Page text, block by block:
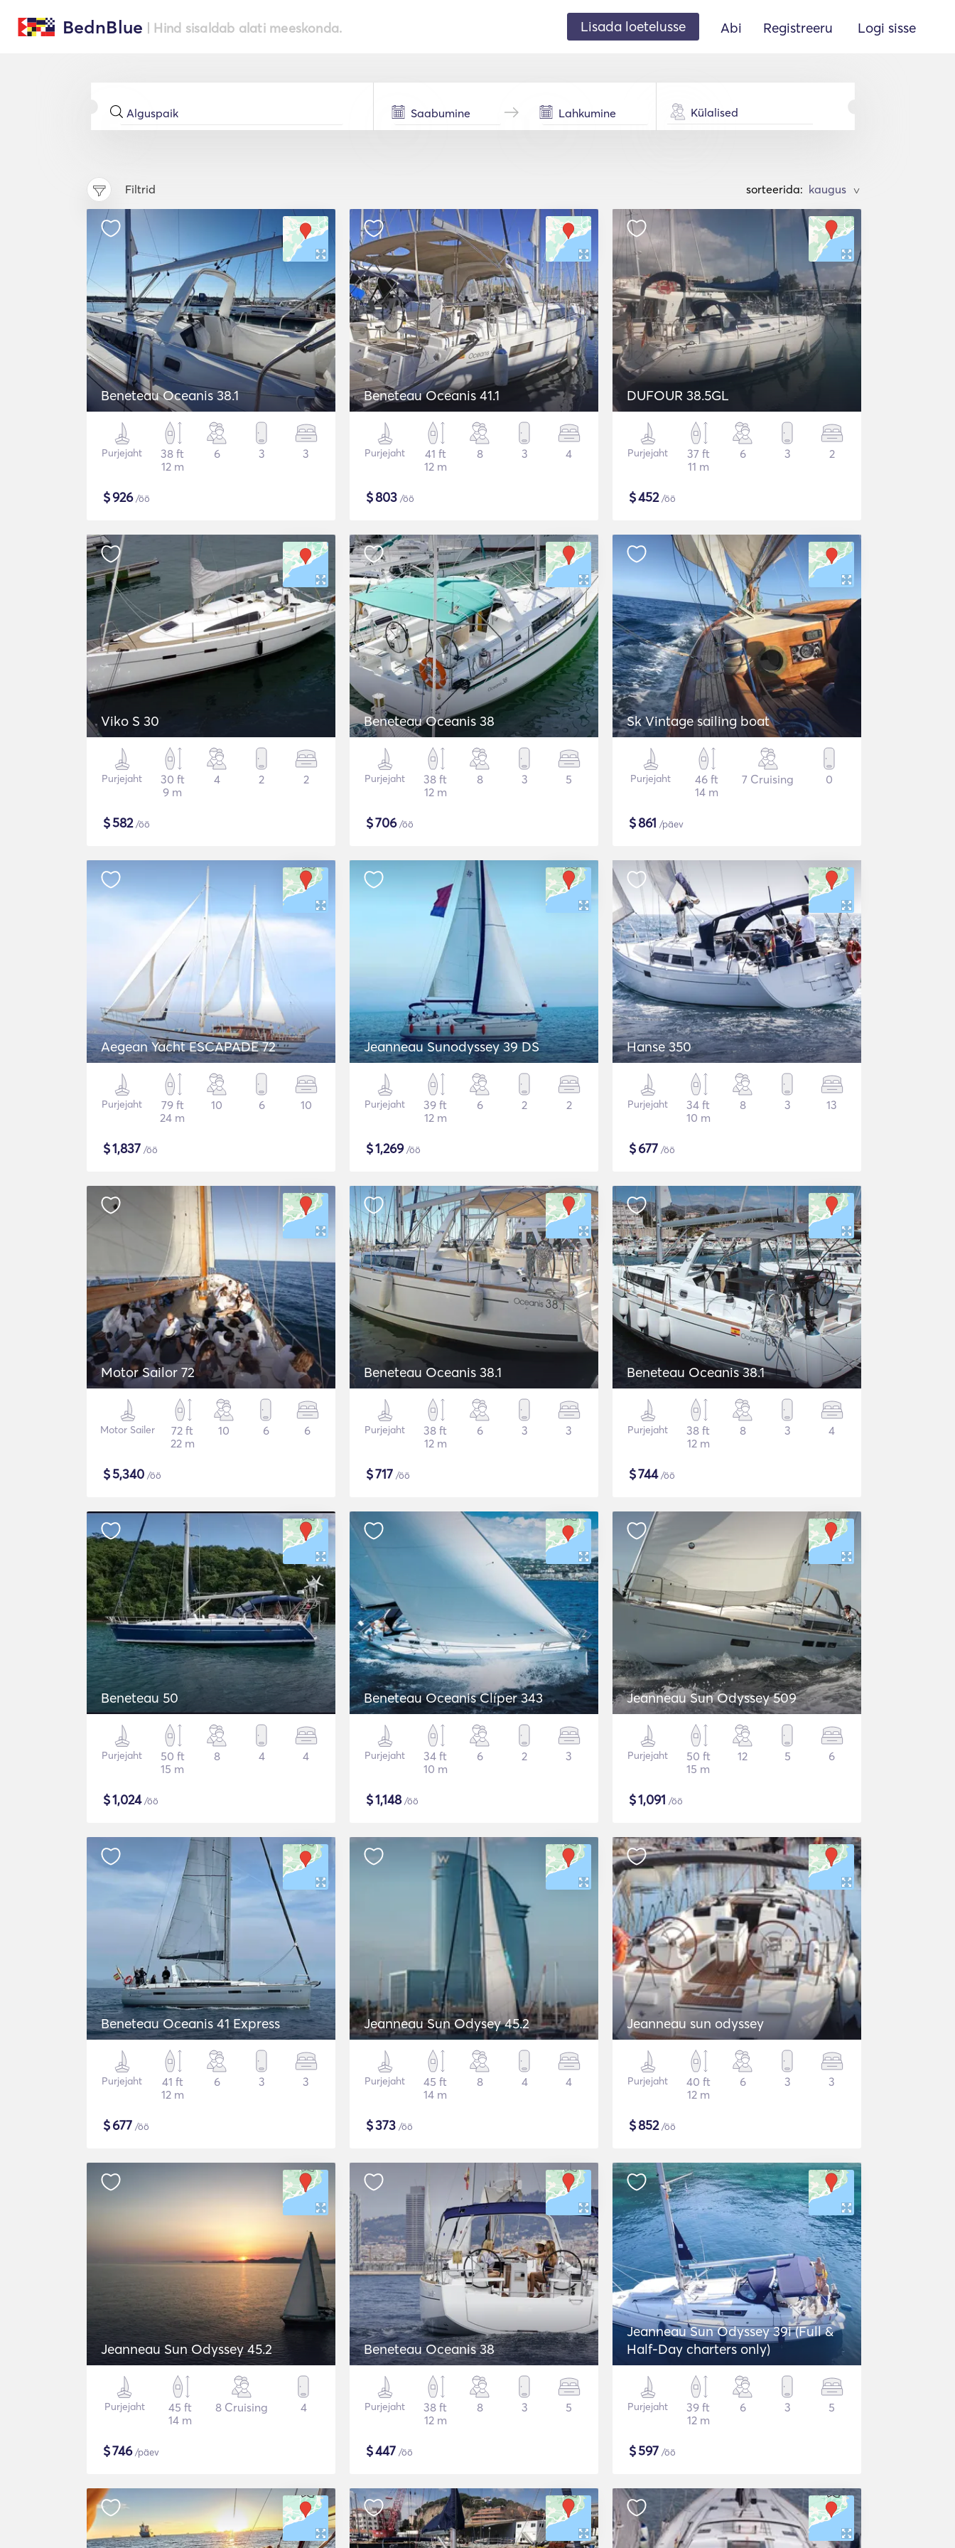
BednBlue | Hind sisaldab alati meeskonda. Lisada loetelusse Abi Registreeru Logi sisse
Külalised
Filtrid sorteerida: >
Beneteau Oceanis 38.1
Purjejaht
38 ft
12 m
6 3 3
$926/öö
Beneteau Oceanis 41.1
Purjejaht
41 ft
12 m
8 3 4
$803 /öö
DUFOUR 38.5GL
Purjejaht
37 ft
11 m
6 3 2
$452/öö
Viko S 30
Purjejaht
30 ft
9 m
4 2 2
$582/öö
Beneteau Oceanis 38
Purjejaht
38 ft
12 m
8 3 5
$706/öö
Sk Vintage sailing boat
Purjejaht
46 ft
14 m
7 Cruising 0
$861 /päev
Aegean Yacht ESCAPADE 72
Purjejaht
79 ft
24 m
10 6 10
$1,837 /öö
Jeanneau Sunodyssey 39 DS
Purjejaht
39 ft
12 m
6 2 2
$1,269/öö
Hanse 350
Purjejaht
34 ft
10 m
8 3 13
$677 /öö
Motor Sailor 72
Motor Sailer
72 ft
22 m
10 6 6
$5,340 /öö
Beneteau Oceanis 38.1
Purjejaht
38 ft
12 m
6 3 3
$717 /öö
Beneteau Oceanis 38.1
Purjejaht
38 ft
12 m
8 3 4
$744/öö
Beneteau 50
Purjejaht
50 ft
15 m
8 4 4
$1,024/öö
Beneteau Oceanis Clíper 343
Purjejaht
34 ft
10 m
6 2 3
$1,148/öö
Jeanneau Sun Odyssey 509
Purjejaht
50 ft
15 m
12 5 6
$1,091 /öö
Beneteau Oceanis 41 Express
Purjejaht
41 ft
12 m
6 3 3
$677 /öö
Jeanneau Sun Odysey 45.2
Purjejaht
45 ft
14 m
8 4 4
$373 /öö
Jeanneau sun odyssey
Purjejaht
40 ft
12 m
6 3 3
$852/öö
Jeanneau Sun Odyssey 45.2
Purjejaht
45 ft
14 m
8 Cruising 4
$746/päev
Beneteau Oceanis 38
Purjejaht
38 ft
12 m
8 3 5
$447 /öö
Jeanneau Sun Odyssey 39i (Full &
Half-Day charters only)
Purjejaht
39 ft
12 m
6 3 5
$597 /öö